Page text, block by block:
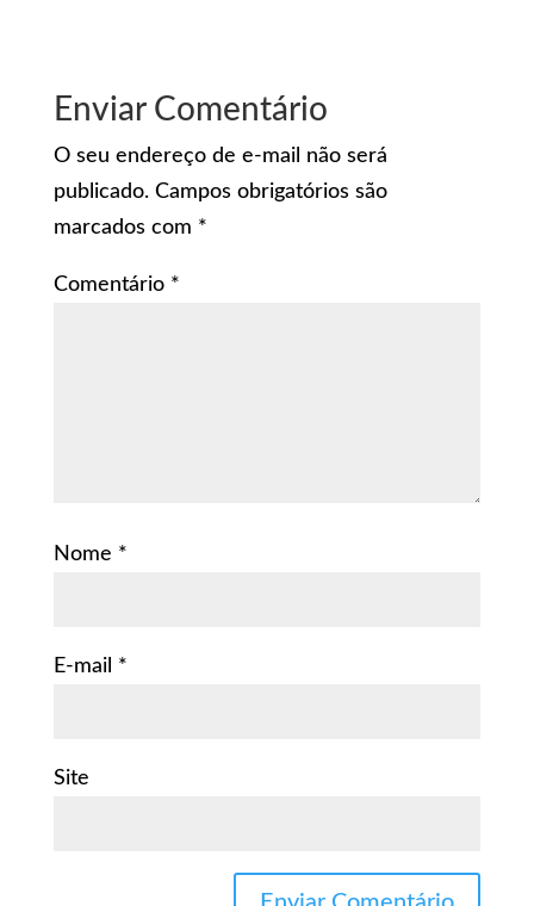
Enviar Comentário
O seu endereço de e-mail não será
publicado. Campos obrigatórios são
marcados com *
Comentário *
Nome *
E-mail *
Site